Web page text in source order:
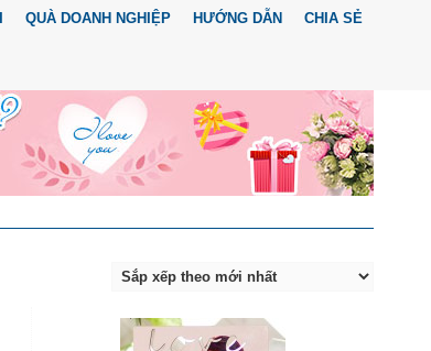
QUÀ DOANH NGHIỆP HƯỚNG DẪN CHIA SẺ